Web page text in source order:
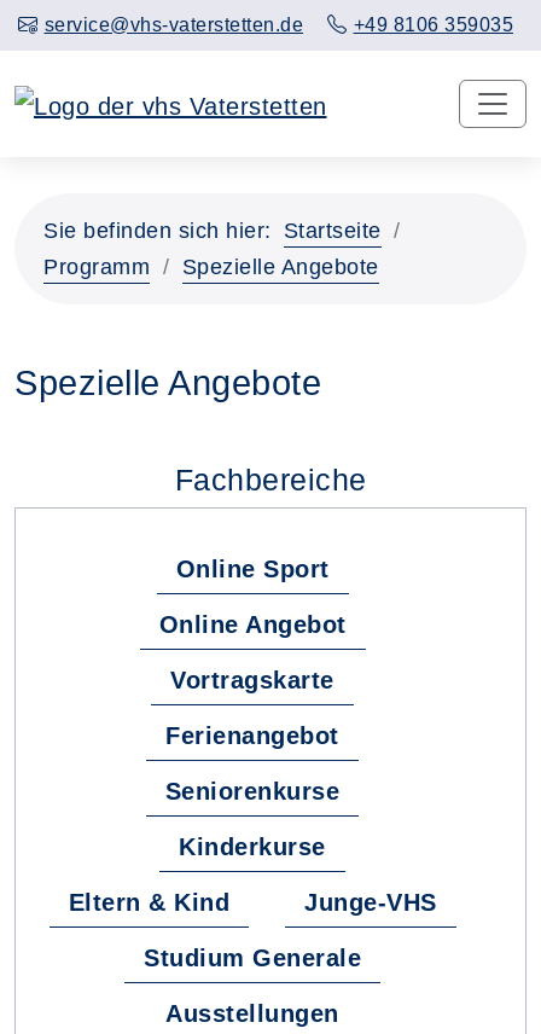
service@vhs-vaterstetten.de +49 8106 359035
Sie befinden sich hier:
Startseite
Programm
Spezielle Angebote
Spezielle Angebote
Fachbereiche
Online Sport
Online Angebot
Vortragskarte
Ferienangebot
Seniorenkurse
Kinderkurse
Eltern & Kind Junge-VHS
Studium Generale
Ausstellungen